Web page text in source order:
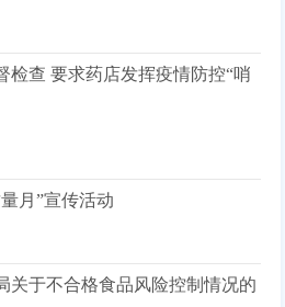
检查 要求药店发挥疫情防控“哨
月”宣传活动
关于不合格食品风险控制情况的